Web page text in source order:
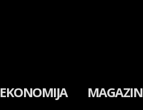
EKONOMIJA MAGAZIN